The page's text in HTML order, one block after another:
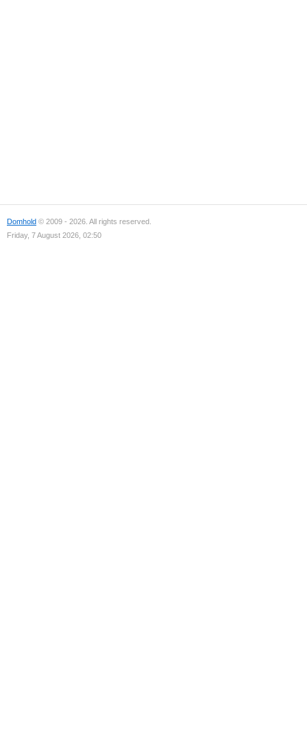
Domhold © 2009 - 2026. All rights reserved.
Friday, 7 August 2026, 02:50